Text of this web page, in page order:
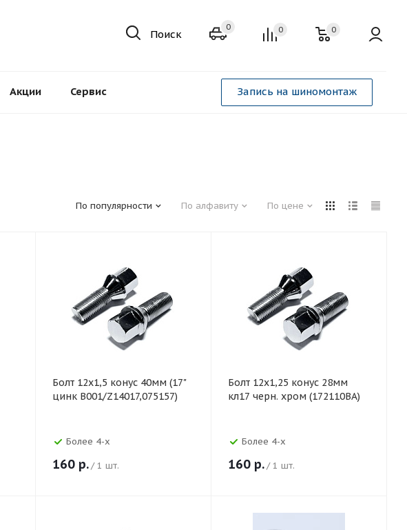
Поиск 0
0 0
Акции Сервис Запись на шиномонтаж
По популярности По алфавиту По цене
Болт 12х1,5 конус 40мм (17"
цинк B001/Z14017,075157)
Более 4-х
160 р./ 1 шт.
Болт 12х1,25 конус 28мм
кл17 черн. хром (172110BA)
Более 4-х
160 р./ 1 шт.